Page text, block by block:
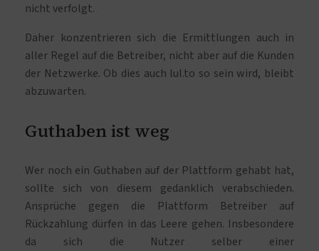
nicht verfolgt.
Daher konzentrieren sich die Ermittlungen auch in
aller Regel auf die Betreiber, nicht aber auf die Kunden
der Netzwerke. Ob dies auch lul.to so sein wird, bleibt
abzuwarten.
Guthaben ist weg
Wer noch ein Guthaben auf der Plattform gehabt hat,
sollte sich von diesem gedanklich verabschieden.
Ansprüche gegen die Plattform Betreiber auf
Rückzahlung dürfen in das Leere gehen. Insbesondere
da sich die Nutzer selber einer